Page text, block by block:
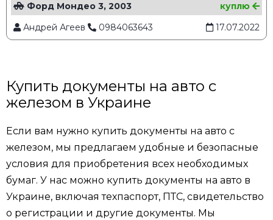
Форд Мондео 3, 2003
куплю
Андрей Агеев
0984063643 17.07.2022
Купить документы на авто с
железом в Украине
Если вам нужно купить документы на авто с
железом, мы предлагаем удобные и безопасные
условия для приобретения всех необходимых
бумаг. У нас можно купить документы на авто в
Украине, включая техпаспорт, ПТС, свидетельство
о регистрации и другие документы. Мы